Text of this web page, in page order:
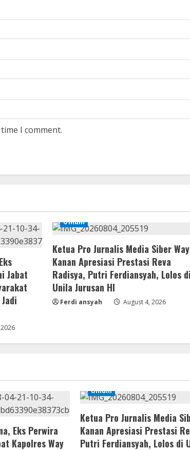
I comment.
Jabat
Umum
Ketua Pro Jurnalis Media Siber Way
Kanan Apresiasi Prestasi Reva
Radisya, Putri Ferdiansyah, Lolos di
Unila Jurusan HI
Ferdi ansyah August 4, 2026
Eks Perwira
Kapolres Way
Umum
Ketua Pro Jurnalis Media
Kanan Apresiasi Prestasi
Putri Ferdiansyah, Lolos di